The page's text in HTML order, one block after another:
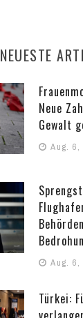
NEUESTE
Neue
Gewalt
Aug. 6,
Aug. 6,
Türkei: